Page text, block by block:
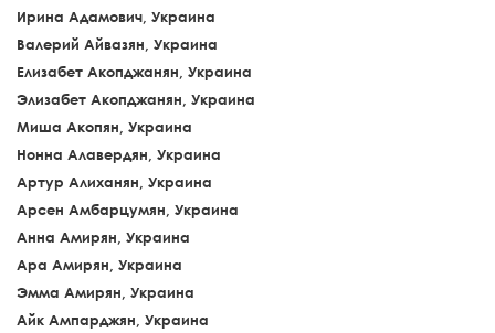
Ирина Адамович, Украина
Валерий Айвазян, Украина
Елизабет Акопджанян, Украина
Элизабет Акопджанян, Украина
Миша Акопян, Украина
Нонна Алавердян, Украина
Артур Алиханян, Украина
Арсен Амбарцумян, Украина
Анна Амирян, Украина
Ара Амирян, Украина
Эмма Амирян, Украина
Айк Ампарджян, Украина